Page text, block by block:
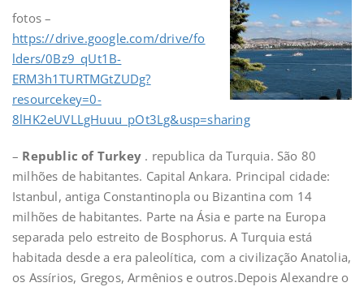
fotos –
https://drive.google.com/drive/fo
lders/0Bz9_qUt1B-
ERM3h1TURTMGtZUDg?
resourcekey=0-
8lHK2eUVLLgHuuu_pOt3Lg&usp=sharing
– Republic of Turkey . republica da Turquia. São 80
milhões de habitantes. Capital Ankara. Principal cidade:
Istanbul, antiga Constantinopla ou Bizantina com 14
milhões de habitantes. Parte na Ásia e parte na Europa
separada pelo estreito de Bosphorus. A Turquia está
habitada desde a era paleolítica, com a civilização Anatolia,
os Assírios, Gregos, Armênios e outros.Depois Alexandre o